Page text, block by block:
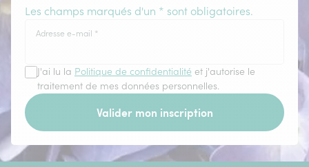
Les champs marqués d'un * sont obligatoires.
Adresse e-mail *
J'ai lu la Politique de confidentialité et j'autorise le
traitement de mes données personnelles.
Valider mon inscription